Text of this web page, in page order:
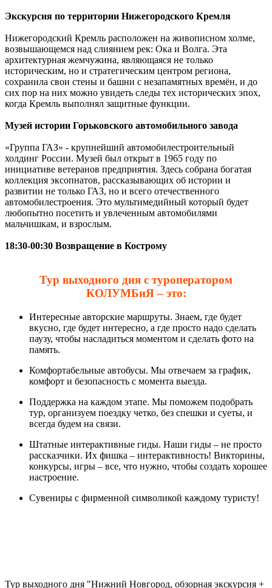
Экскурсия по территории Нижегородского Кремля
Нижегородский Кремль расположен на живописном холме,
возвышающемся над слиянием рек: Ока и Волга. Эта
архитектурная жемчужина, являющаяся не только
историческим, но и стратегическим центром региона,
сохранила свои стены и башни с незапамятных времён, и до
сих пор на них можно увидеть следы тех исторических эпох,
когда Кремль выполнял защитные функции.
Музей истории Горьковского автомобильного завода
«Группа ГАЗ» - крупнейший автомобилестроительный
холдинг России. Музей был открыт в 1965 году по
инициативе ветеранов предприятия. Здесь собрана богатая
коллекция эксопнатов, рассказывающих об истории и
развитии не только ГАЗ, но и всего отечественного
автомобилестроения. Это мультимедийный который будет
любопытно посетить и увлеченным автомобилями
мальчишкам, и взрослым.
18:30-00:30 Возвращение в Кострому
Тур выходного дня с туроператором
КОЛУМБиЯ – это:
Интересные авторские маршруты. Знаем, где будет
вкусно, где будет интересно, а где просто надо сделать
паузу, чтобы насладиться моментом и сделать фото на
память.
Комфортабельные автобусы. Мы отвечаем за график,
комфорт и безопасность с момента выезда.
Поддержка на каждом этапе. Мы поможем подобрать
тур, организуем поездку четко, без спешки и суеты, и
всегда будем на связи.
Штатные интерактивные гиды. Наши гиды – не просто
рассказчики. Их фишка – интерактивность! Викторины,
конкурсы, игры – все, что нужно, чтобы создать хорошее
настроение.
Сувениры с фирменной символикой каждому туристу!
Тур выходного дня "Нижний Новгород, обзорная экскурсия +